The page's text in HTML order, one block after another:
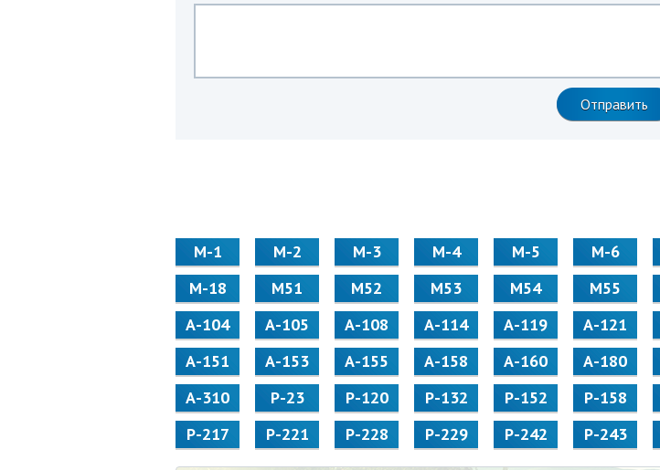
М-1 М-2 М-3 М-4 М-5 М-6
М-18
М51 М52 М53 М54 М55
А-104
А-105 А-108 А-114 А-119 А-121
А-151
А-153 А-155 А-158 А-160 А-180
А-310
Р-23 Р-120 Р-132 Р-152 Р-158
Р-217
Р-221 Р-228 Р-229 Р-242 Р-243